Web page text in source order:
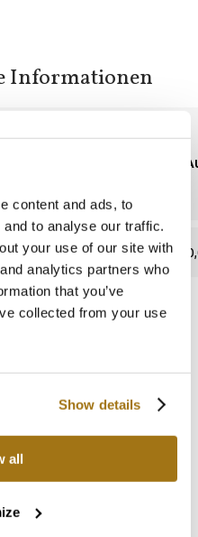
content and ads, to
to analyse our traffic.
your use of our site with
analytics partners who
that you’ve
collected from your use
Show details
all
Informationen